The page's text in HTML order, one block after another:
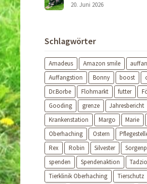
20. Juni 2026
Schlagwörter
Amadeus Amazon smile
Auffangstion
Bonny boost
Dr.Borbe
Flohmarkt futter
Gooding
grenze Jahresbericht
Krankenstation
Margo Marie
Oberhaching
Ostern
Rex
Robin Silvester
spenden
Spendenaktion Tadzio
Tierklinik Oberhaching
Tierschutz